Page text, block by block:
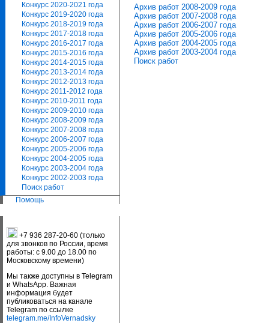
Конкурс 2020-2021 года
Конкурс 2019-2020 года
Конкурс 2018-2019 года
Конкурс 2017-2018 года
Конкурс 2016-2017 года
Конкурс 2015-2016 года
Конкурс 2014-2015 года
Конкурс 2013-2014 года
Конкурс 2012-2013 года
Конкурс 2011-2012 года
Конкурс 2010-2011 года
Конкурс 2009-2010 года
Конкурс 2008-2009 года
Конкурс 2007-2008 года
Конкурс 2006-2007 года
Конкурс 2005-2006 года
Конкурс 2004-2005 года
Конкурс 2003-2004 года
Конкурс 2002-2003 года
Поиск работ
Помощь
+7 936 287-20-60 (только
для звонков по России, время
работы: с 9.00 до 18.00 по
Московскому времени)
Мы также доступны в Telegram
и WhatsApp. Важная
информация будет
публиковаться на канале
Telegram по ссылке
telegram.me/InfoVernadsky
Архив работ 2008-2009 года
Архив работ 2007-2008 года
Архив работ 2006-2007 года
Архив работ 2005-2006 года
Архив работ 2004-2005 года
Архив работ 2003-2004 года
Поиск работ